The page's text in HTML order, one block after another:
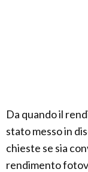
Da quando il
stato messo in
chieste se sia
rendimento